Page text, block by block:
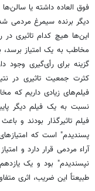
فوق العاده داشته یا
دیگر برنده سیمرغ مردمی
مخاطب به یک امتیاز
گزینه‌ برای رأی‌گیری
کثرت جمعیت تاثیری در
فیلم‌های زیادی داریم که
نسبت به یک فیلم دیگر
فیلم تاثیرگذار بودند و
پسندیدم" است که
نپسندیدم" بود و یک
طبیعتاً این ضریب، اثری